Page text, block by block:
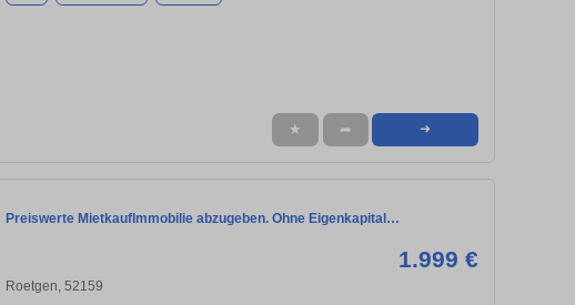
★ ➦ ➜
Preiswerte MietkaufImmobilie abzugeben. Ohne Eigenkapital…
1.999 €
Roetgen, 52159